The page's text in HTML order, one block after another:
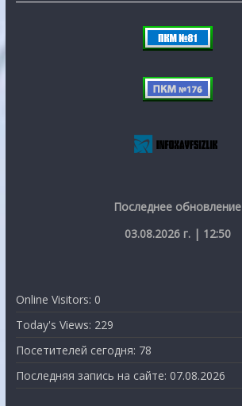
Последнее обновление
03.08.2026 г. | 12:50
Online Visitors: 0
Today's Views: 229
Посетителей сегодня: 78
Последняя запись на сайте: 07.08.2026